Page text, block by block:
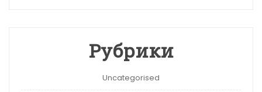
Рубрики
Uncategorised